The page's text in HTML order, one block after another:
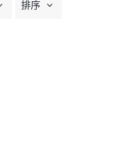
排序